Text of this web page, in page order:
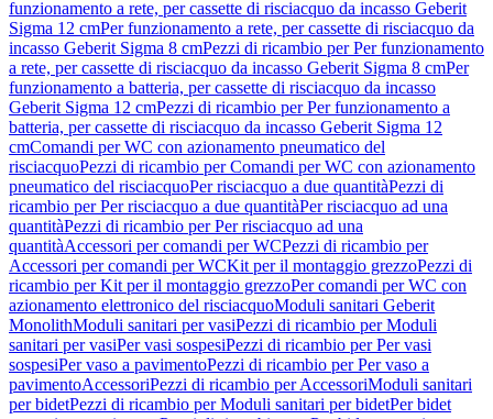
funzionamento a rete, per cassette di risciacquo da incasso Geberit
Sigma 12 cmPer funzionamento a rete, per cassette di risciacquo da
incasso Geberit Sigma 8 cmPezzi di ricambio per Per funzionamento
a rete, per cassette di risciacquo da incasso Geberit Sigma 8 cmPer
funzionamento a batteria, per cassette di risciacquo da incasso
Geberit Sigma 12 cmPezzi di ricambio per Per funzionamento a
batteria, per cassette di risciacquo da incasso Geberit Sigma 12
cmComandi per WC con azionamento pneumatico del
risciacquoPezzi di ricambio per Comandi per WC con azionamento
pneumatico del risciacquoPer risciacquo a due quantitàPezzi di
ricambio per Per risciacquo a due quantitàPer risciacquo ad una
quantitàPezzi di ricambio per Per risciacquo ad una
quantitàAccessori per comandi per WCPezzi di ricambio per
Accessori per comandi per WCKit per il montaggio grezzoPezzi di
ricambio per Kit per il montaggio grezzoPer comandi per WC con
azionamento elettronico del risciacquoModuli sanitari Geberit
MonolithModuli sanitari per vasiPezzi di ricambio per Moduli
sanitari per vasiPer vasi sospesiPezzi di ricambio per Per vasi
sospesiPer vaso a pavimentoPezzi di ricambio per Per vaso a
pavimentoAccessoriPezzi di ricambio per AccessoriModuli sanitari
per bidetPezzi di ricambio per Moduli sanitari per bidetPer bidet